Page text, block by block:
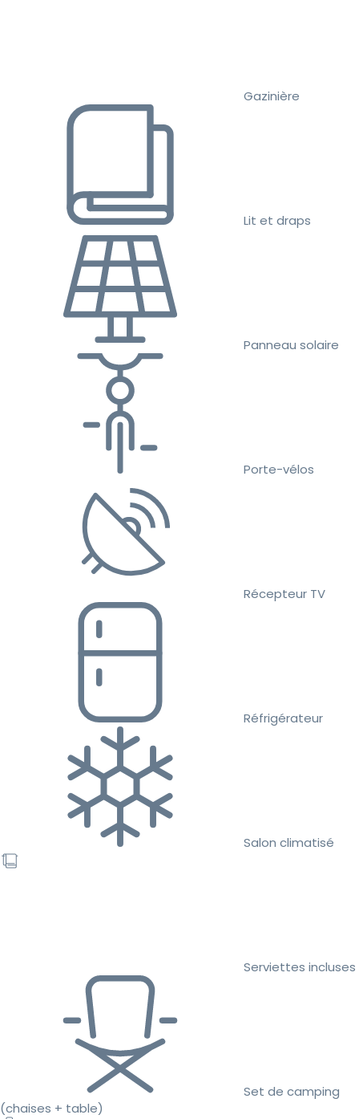
Gazinière
Lit et draps
Panneau solaire
Porte-vélos
Récepteur TV
Réfrigérateur
Salon climatisé
Serviettes incluses
Set de camping
(chaises + table)